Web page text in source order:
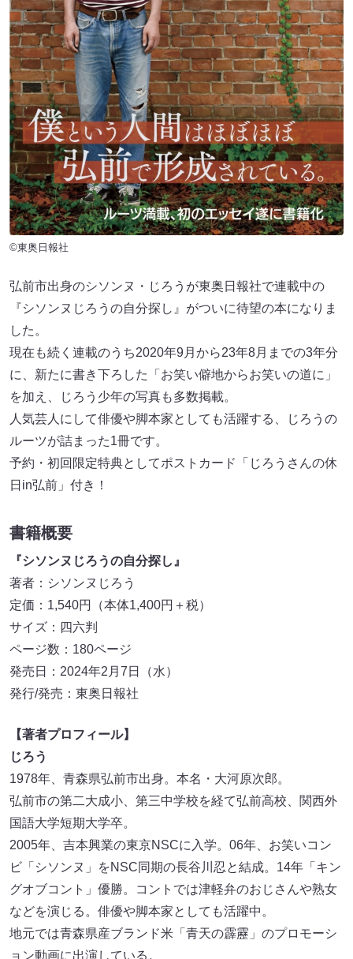
©東奥日報社
弘前市出身のシソンヌ・じろうが東奥日報社で連載中の
『シソンヌじろうの自分探し』がついに待望の本になりま
した。
現在も続く連載のうち2020年9月から23年8月までの3年分
に、新たに書き下ろした「お笑い僻地からお笑いの道に」
を加え、じろう少年の写真も多数掲載。
人気芸人にして俳優や脚本家としても活躍する、じろうの
ルーツが詰まった1冊です。
予約・初回限定特典としてポストカード「じろうさんの休
日in弘前」付き！
書籍概要
『シソンヌじろうの自分探し』
著者：シソンヌじろう
定価：1,540円（本体1,400円＋税）
サイズ：四六判
ページ数：180ページ
発売日：2024年2月7日（水）
発行/発売：東奥日報社
【著者プロフィール】
じろう
1978年、青森県弘前市出身。本名・大河原次郎。
弘前市の第二大成小、第三中学校を経て弘前高校、関西外
国語大学短期大学卒。
2005年、吉本興業の東京NSCに入学。06年、お笑いコン
ビ「シソンヌ」をNSC同期の長谷川忍と結成。14年「キン
グオブコント」優勝。コントでは津軽弁のおじさんや熟女
などを演じる。俳優や脚本家としても活躍中。
地元では青森県産ブランド米「青天の霹靂」のプロモーシ
ョン動画に出演している。